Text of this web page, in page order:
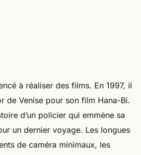
à réaliser des films. En 1997, il
de Venise pour son film Hana-Bi.
d’un policier qui emmène sa
un dernier voyage. Les longues
de caméra minimaux, les